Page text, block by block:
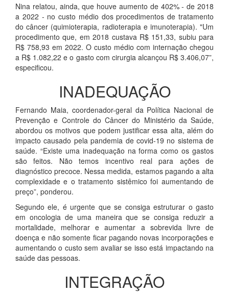
Nina relatou, ainda, que houve aumento de 402% - de 2018
a 2022 - no custo médio dos procedimentos de tratamento
do câncer (quimioterapia, radioterapia e imunoterapia). "Um
procedimento que, em 2018 custava R$ 151,33, subiu para
R$ 758,93 em 2022. O custo médio com internação chegou
a R$ 1.082,22 e o gasto com cirurgia alcançou R$ 3.406,07”,
especificou.
INADEQUAÇÃO
Fernando Maia, coordenador-geral da Política Nacional de
Prevenção e Controle do Câncer do Ministério da Saúde,
abordou os motivos que podem justificar essa alta, além do
impacto causado pela pandemia de covid-19 no sistema de
saúde. “Existe uma inadequação na forma como os gastos
são feitos. Não temos incentivo real para ações de
diagnóstico precoce. Nessa medida, estamos pagando a alta
complexidade e o tratamento sistêmico foi aumentando de
preço”, ponderou.
Segundo ele, é urgente que se consiga estruturar o gasto
em oncologia de uma maneira que se consiga reduzir a
mortalidade, melhorar e aumentar a sobrevida livre de
doença e não somente ficar pagando novas incorporações e
aumentando o custo sem avaliar se isso está impactando na
saúde das pessoas.
INTEGRAÇÃO